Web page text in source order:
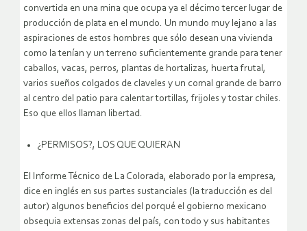
convertida en una mina que ocupa ya el décimo tercer lugar de
producción de plata en el mundo. Un mundo muy lejano a las
aspiraciones de estos hombres que sólo desean una vivienda
como la tenían y un terreno suficientemente grande para tener
caballos, vacas, perros, plantas de hortalizas, huerta frutal,
varios sueños colgados de claveles y un comal grande de barro
al centro del patio para calentar tortillas, frijoles y tostar chiles.
Eso que ellos llaman libertad.
¿PERMISOS?, LOS QUE QUIERAN
El Informe Técnico de La Colorada, elaborado por la empresa,
dice en inglés en sus partes sustanciales (la traducción es del
autor) algunos beneficios del porqué el gobierno mexicano
obsequia extensas zonas del país, con todo y sus habitantes